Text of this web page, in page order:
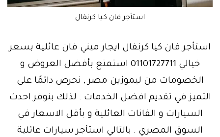
استأجر فان كيا كرنفال
استأجر فان كيا كرنفال ايجار ميني فان عائلية بسعر
خيالي 01101727711 استمتع بأفضل العروض و
الخصومات من ليموزين مصر , نحرص دائمًا على
التميز في تقديم افضل الخدمات . لذلك بنوفر احدث
السيارات و الفانات العائلية و بأقل الاسعار في
السوق المصري . بالتالي استأجر سيارات عائلية